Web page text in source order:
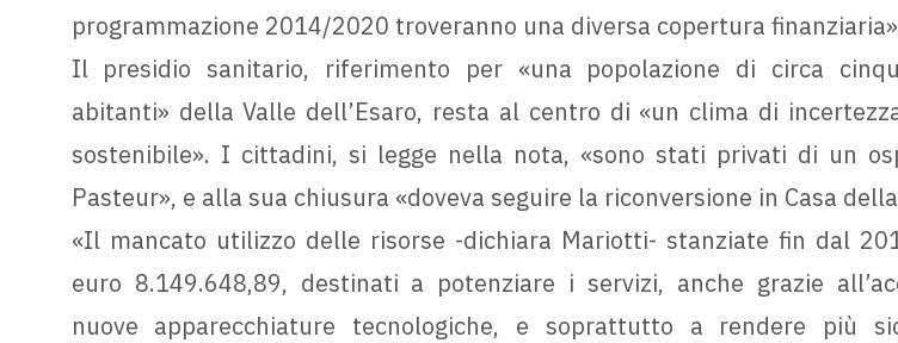
programmazione 2014/2020 troveranno una diversa copertura
Il presidio sanitario, riferimento per «una popolazione di circa
abitanti» della Valle dell’Esaro, resta al centro di «un clima di
sostenibile». I cittadini, si legge nella nota, «sono stati privati di un
Pasteur», e alla sua chiusura «doveva seguire la riconversione in Casa
«Il mancato utilizzo delle risorse -dichiara Mariotti- stanziate fin dal
euro 8.149.648,89, destinati a potenziare i servizi, anche grazie
nuove apparecchiature tecnologiche, e soprattutto a rendere più